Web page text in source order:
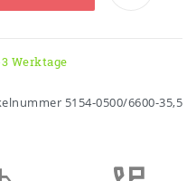
Werktage
5154-0500/6600-35,5